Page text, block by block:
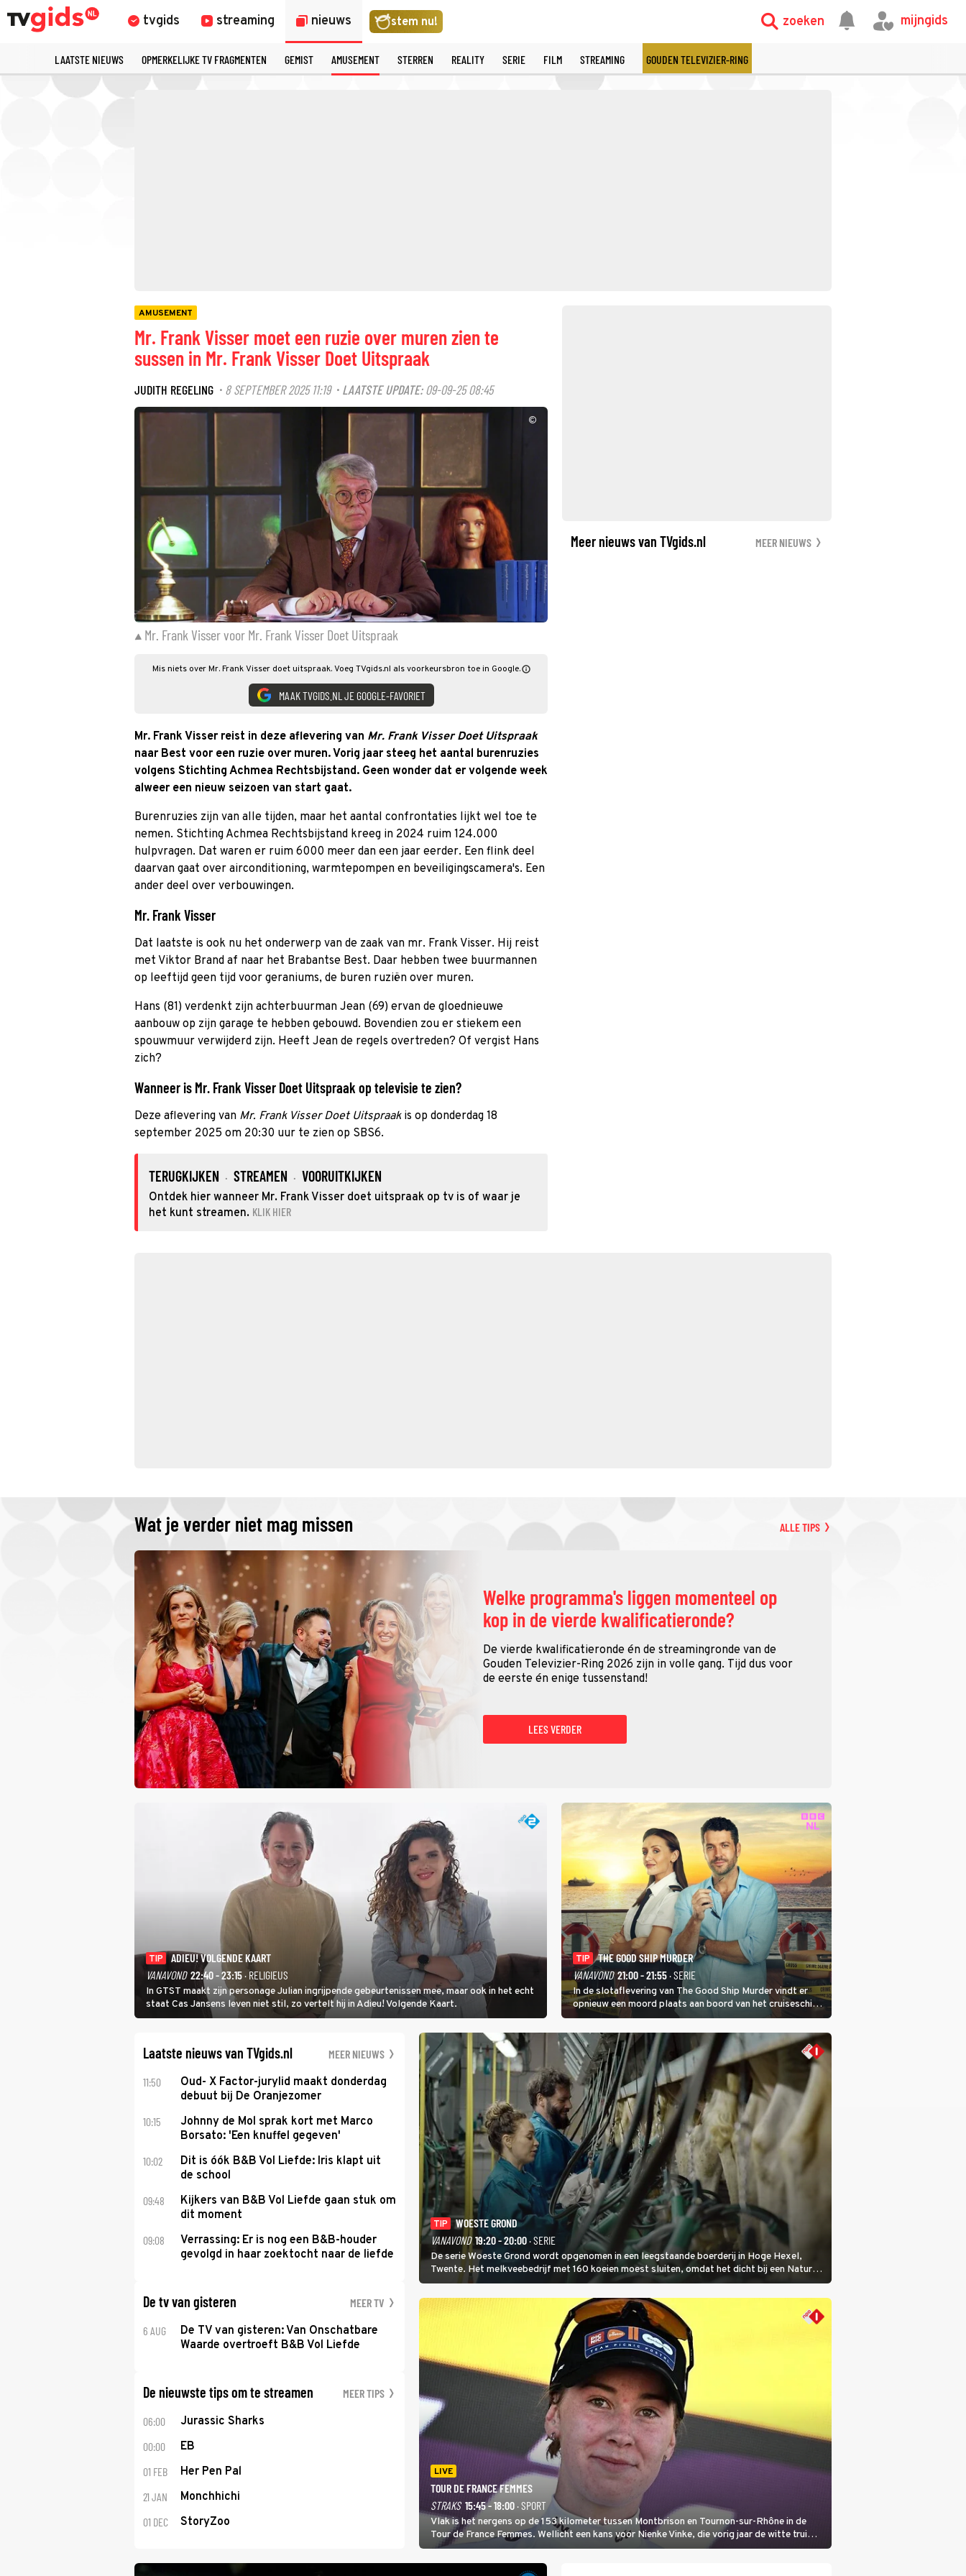
tvgids streaming nieuws stem nu! zoeken mijngids
LAATSTE NIEUWS OPMERKELIJKE TV FRAGMENTEN GEMIST AMUSEMENT STERREN REALITY SERIE FILM STREAMING GOUDEN TELEVIZIER-RING
AMUSEMENT
Mr. Frank Visser moet een ruzie over muren zien te
sussen in Mr. Frank Visser Doet Uitspraak
JUDITH REGELING · 8 SEPTEMBER 2025 11:19· LAATSTE UPDATE: 09-09-25 08:45
©
Mr. Frank Visser voor Mr. Frank Visser Doet Uitspraak
Mis niets over Mr. Frank Visser doet uitspraak. Voeg TVgids.nl als voorkeursbron toe in Google.
MAAK TVGIDS.NL JE GOOGLE-FAVORIET
Mr. Frank Visser reist in deze aflevering van Mr. Frank Visser Doet Uitspraak
naar Best voor een ruzie over muren. Vorig jaar steeg het aantal burenruzies
volgens Stichting Achmea Rechtsbijstand. Geen wonder dat er volgende week
alweer een nieuw seizoen van start gaat.
Burenruzies zijn van alle tijden, maar het aantal confrontaties lijkt wel toe te
nemen. Stichting Achmea Rechtsbijstand kreeg in 2024 ruim 124.000
hulpvragen. Dat waren er ruim 6000 meer dan een jaar eerder. Een flink deel
daarvan gaat over airconditioning, warmtepompen en beveiligingscamera's. Een
ander deel over verbouwingen.
Mr. Frank Visser
Dat laatste is ook nu het onderwerp van de zaak van mr. Frank Visser. Hij reist
met Viktor Brand af naar het Brabantse Best. Daar hebben twee buurmannen
op leeftijd geen tijd voor geraniums, de buren ruziën over muren.
Hans (81) verdenkt zijn achterbuurman Jean (69) ervan de gloednieuwe
aanbouw op zijn garage te hebben gebouwd. Bovendien zou er stiekem een
spouwmuur verwijderd zijn. Heeft Jean de regels overtreden? Of vergist Hans
zich?
Wanneer is Mr. Frank Visser Doet Uitspraak op televisie te zien?
Deze aflevering van Mr. Frank Visser Doet Uitspraakis op donderdag 18
september 2025 om 20:30 uur te zien op SBS6.
TERUGKIJKEN · STREAMEN · VOORUITKIJKEN
Ontdek hier wanneer Mr. Frank Visser doet uitspraak op tv is of waar je
het kunt streamen. KLIK HIER
Meer nieuws van TVgids.nl MEER NIEUWS
Wat je verder niet mag missen ALLE TIPS
Welke programma's liggen momenteel op
kop in de vierde kwalificatieronde?
De vierde kwalificatieronde én de streamingronde van de
Gouden Televizier-Ring 2026 zijn in volle gang. Tijd dus voor
de eerste én enige tussenstand!
LEES VERDER
TIP
ADIEU! VOLGENDE KAART
VANAVOND 22:40 - 23:15· RELIGIEUS
In GTST maakt zijn personage Julian ingrijpende gebeurtenissen mee, maar ook in het echt
staat Cas Jansens leven niet stil, zo vertelt hij in Adieu! Volgende Kaart.
TIP
THE GOOD SHIP MURDER
VANAVOND 21:00 - 21:55· SERIE
In de slotaflevering van The Good Ship Murder vindt er
opnieuw een moord plaats aan boord van het cruiseschip,
waarbij dit keer een bemanningslid het slachtoffer is en
kapitein Marlowe de dader lijkt te zijn.
Laatste nieuws van TVgids.nl MEER NIEUWS
11:50
Oud- X Factor-jurylid maakt donderdag
debuut bij De Oranjezomer
10:15
Johnny de Mol sprak kort met Marco
Borsato: 'Een knuffel gegeven'
10:02
Dit is óók B&B Vol Liefde: Iris klapt uit
de school
09:48
Kijkers van B&B Vol Liefde gaan stuk om
dit moment
09:08
Verrassing: Er is nog een B&B-houder
gevolgd in haar zoektocht naar de liefde
De tv van gisteren MEER TV
6 AUG
De TV van gisteren: Van Onschatbare
Waarde overtroeft B&B Vol Liefde
De nieuwste tips om te streamen MEER TIPS
06:00 Jurassic Sharks
00:00 EB
01 FEB Her Pen Pal
21 JAN Monchhichi
01 DEC StoryZoo
TIP
WOESTE GROND
VANAVOND 19:20 - 20:00· SERIE
De serie Woeste Grond wordt opgenomen in een leegstaande boerderij in Hoge Hexel,
Twente. Het melkveebedrijf met 160 koeien moest sluiten, omdat het dicht bij een Natura
2000-gebied ligt. In de serie heerst er een gevaarlijke veeziekte.
LIVE
TOUR DE FRANCE FEMMES
STRAKS 15:45 - 18:00 · SPORT
Vlak is het nergens op de 153 kilometer tussen Montbrison en Tournon-sur-Rhône in de
Tour de France Femmes. Wellicht een kans voor Nienke Vinke, die vorig jaar de witte trui
won.